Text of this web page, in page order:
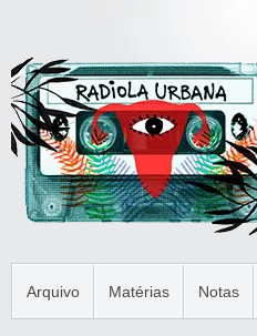
Arquivo Matérias Notas